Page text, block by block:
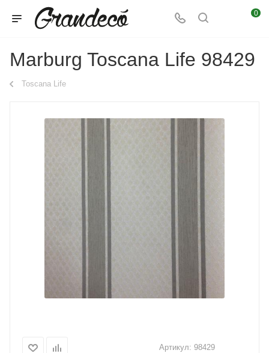
0
Marburg Toscana Life 98429
Toscana Life
Артикул: 98429